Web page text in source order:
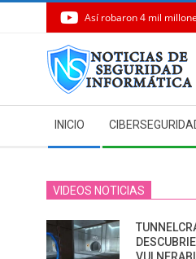
Así robaron 4 mil
Navigation
Menu
INICIO
VIDEOS NOTICIAS